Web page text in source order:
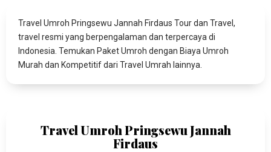
Travel Umroh Pringsewu Jannah Firdaus Tour dan Travel,
travel resmi yang berpengalaman dan terpercaya di
Indonesia. Temukan Paket Umroh dengan Biaya Umroh
Murah dan Kompetitif dari Travel Umrah lainnya.
Travel Umroh Pringsewu Jannah
Firdaus